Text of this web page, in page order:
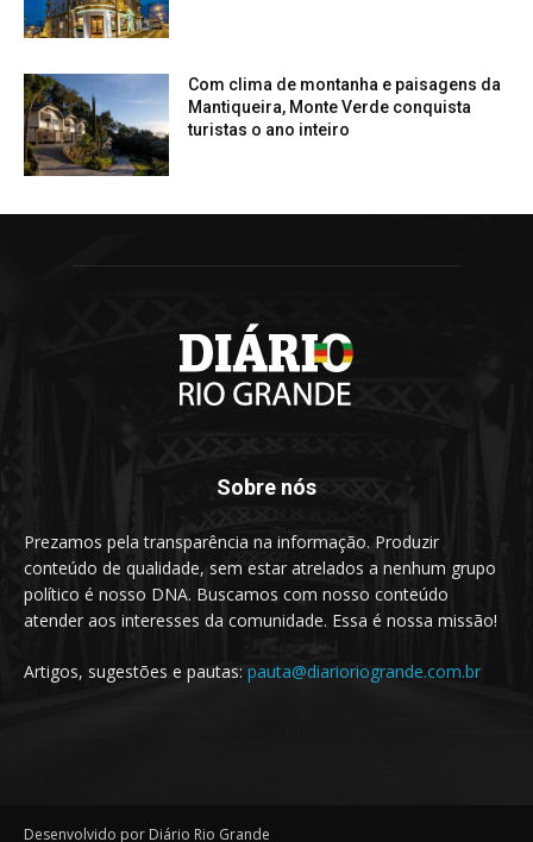
Com clima de montanha e paisagens da
Mantiqueira, Monte Verde conquista
turistas o ano inteiro
Sobre nós
Prezamos pela transparência na informação. Produzir
conteúdo de qualidade, sem estar atrelados a nenhum grupo
político é nosso DNA. Buscamos com nosso conteúdo
atender aos interesses da comunidade. Essa é nossa missão!
Artigos, sugestões e pautas: pauta@diarioriogrande.com.br
Desenvolvido por Diário Rio Grande